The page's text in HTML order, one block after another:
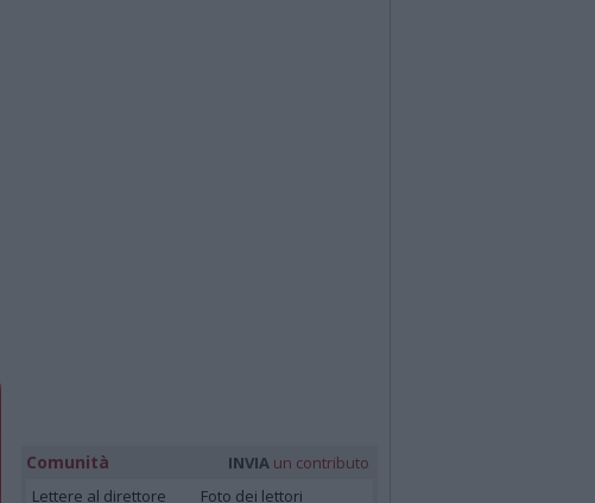
Comunità INVIA un contributo
Lettere al direttore
Foto dei lettori